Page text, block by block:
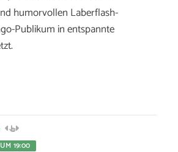
humorvollen Laberflash-
Publikum in entspannte
19:00